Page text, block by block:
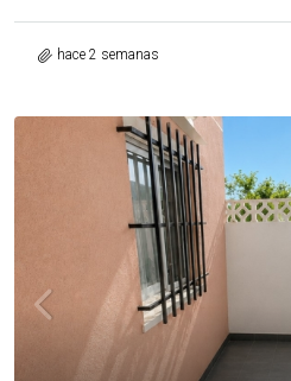
hace 2 semanas